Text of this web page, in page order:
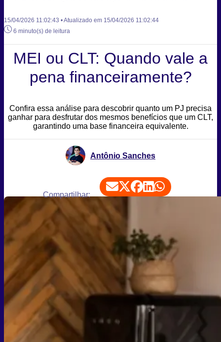
15/04/2026 11:02:43 • Atualizado em 15/04/2026 11:02:44
6 minuto(s) de leitura
MEI ou CLT: Quando vale a
pena financeiramente?
Confira essa análise para descobrir quanto um PJ precisa
ganhar para desfrutar dos mesmos benefícios que um CLT,
garantindo uma base financeira equivalente.
Antônio Sanches
Compartilhar: